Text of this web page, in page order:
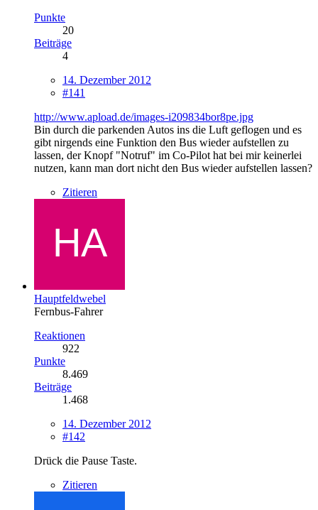
Punkte
20
Beiträge
4
14. Dezember 2012
#141
http://www.apload.de/images-i209834bor8pe.jpg
Bin durch die parkenden Autos ins die Luft geflogen und es
gibt nirgends eine Funktion den Bus wieder aufstellen zu
lassen, der Knopf "Notruf" im Co-Pilot hat bei mir keinerlei
nutzen, kann man dort nicht den Bus wieder aufstellen lassen?
Zitieren
Hauptfeldwebel
Fernbus-Fahrer
Reaktionen
922
Punkte
8.469
Beiträge
1.468
14. Dezember 2012
#142
Drück die Pause Taste.
Zitieren